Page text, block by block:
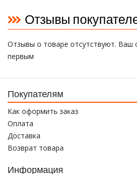
Отзывы
Отзывы о товаре отсутствуют. Ваш
первым
Покупателям
Как оформить заказ
Оплата
Доставка
Возврат товара
Информация